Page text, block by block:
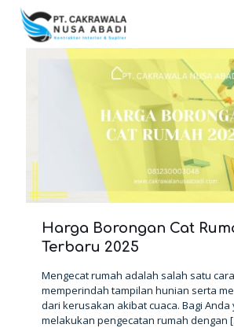
Harga Borongan Cat
Terbaru 2025
Mengecat rumah adalah salah satu
memperindah tampilan hunian serta
dari kerusakan akibat cuaca. Bagi Anda
melakukan pengecatan rumah dengan